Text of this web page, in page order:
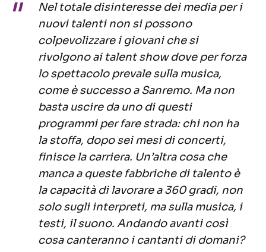
Nel totale disinteresse dei media per i
nuovi talenti non si possono
colpevolizzare i giovani che si
rivolgono ai talent show dove per forza
lo spettacolo prevale sulla musica,
come è successo a Sanremo. Ma non
basta uscire da uno di questi
programmi per fare strada: chi non ha
la stoffa, dopo sei mesi di concerti,
finisce la carriera. Un’altra cosa che
manca a queste fabbriche di talento è
la capacità di lavorare a 360 gradi, non
solo sugli interpreti, ma sulla musica, i
testi, il suono. Andando avanti così
cosa canteranno i cantanti di domani?